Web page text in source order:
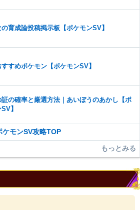
育成論投稿掲示板【ポケモンSV】
すめポケモン【ポケモンSV】
証の確率と厳選方法｜あいぼうのあかし【ポ
】
ケモンSV攻略TOP
もっとみる